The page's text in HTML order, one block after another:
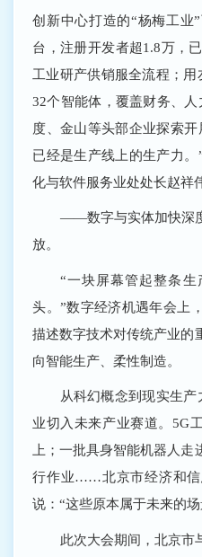
创新中心打造的“杨梅工业
台，注册开发者超1.8万，
工业研产供销服全流程；
32个智能体，覆盖财务、
度、金山等头部企业探索
已经是生产线上的生产力
化与软件服务业处处长赵祥
——数字与实体加快深
放。
“一块屏幕管起整条
头。”数字经济机遇年会上
描述数字技术对传统产业的
向智能生产、柔性制造。
从科幻概念到现实生
业切入未来产业赛道。5G
上；一批具身智能机器人走
行作业……北京市经济和信
说：“这些原本属于未来的
此次大会期间，北京市